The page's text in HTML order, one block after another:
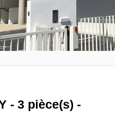
- 3 pièce(s) -